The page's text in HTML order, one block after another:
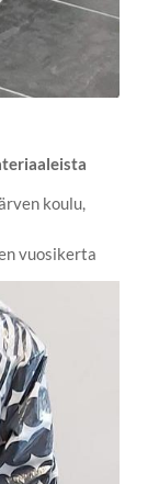
koulu,
vuosikerta